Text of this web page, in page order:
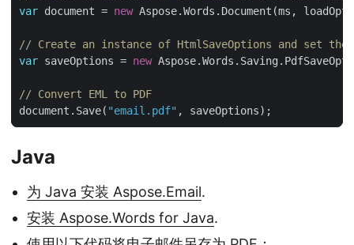
var document = new
// Create an instance of HtmlSaveOptions and set the
var saveOptions = new
// Convert EML to PDF
document.Save( "email.pdf"
Java
为 Java 安装 Aspose.Email.
安装 Aspose.Words for Java.